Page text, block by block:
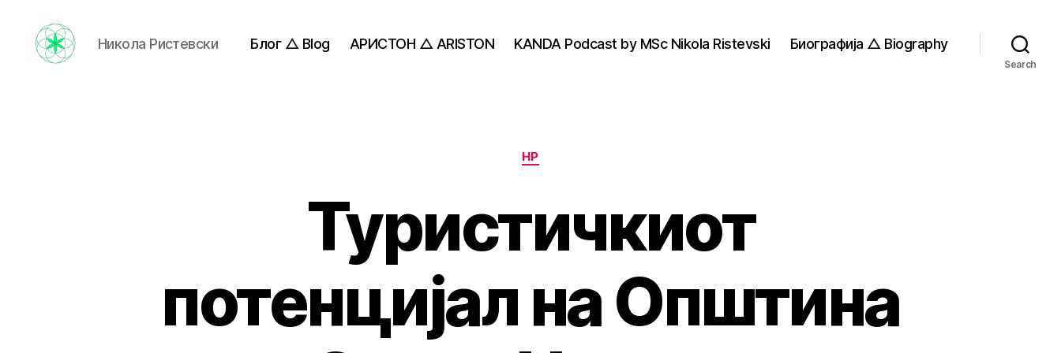
Никола Ристевски Блог △ Blog АРИСТОН △ ARISTON KANDA Podcast by MSc Nikola Ristevski Биографија △ Biography
Search
Categories
НР
Туристичкиот
потенцијал на Општина